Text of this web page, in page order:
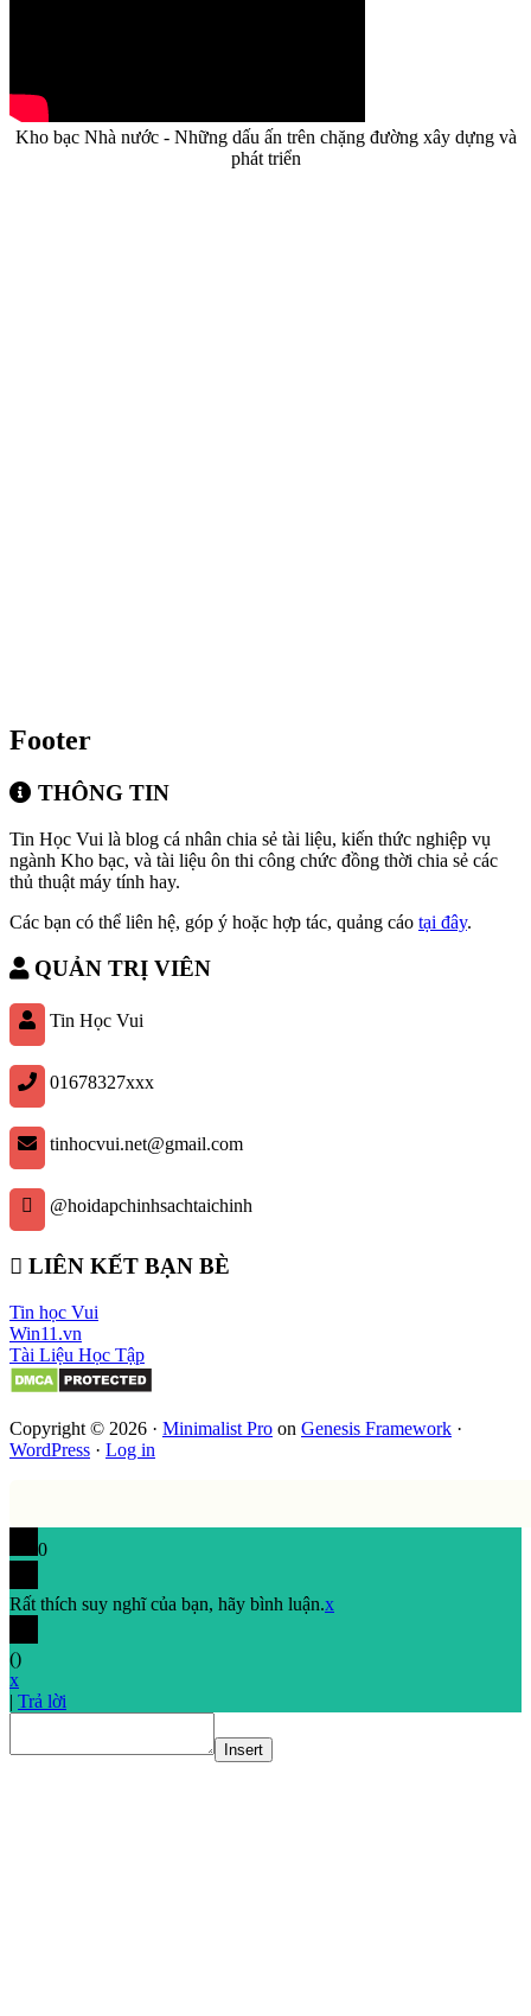
Kho bạc Nhà nước - Những dấu ấn trên chặng đường xây dựng và
phát triển
Footer
THÔNG TIN
Tin Học Vui là blog cá nhân chia sẻ tài liệu, kiến thức nghiệp vụ
ngành Kho bạc, và tài liệu ôn thi công chức đồng thời chia sẻ các
thủ thuật máy tính hay.
Các bạn có thể liên hệ, góp ý hoặc hợp tác, quảng cáo tại đây.
QUẢN TRỊ VIÊN
Tin Học Vui
01678327xxx
tinhocvui.net@gmail.com
@hoidapchinhsachtaichinh
LIÊN KẾT BẠN BÈ
Tin học Vui
Win11.vn
Tài Liệu Học Tập
Copyright © 2026 · Minimalist Pro on Genesis Framework ·
WordPress · Log in
0
Rất thích suy nghĩ của bạn, hãy bình luận.x
()
x
| Trả lời
Insert